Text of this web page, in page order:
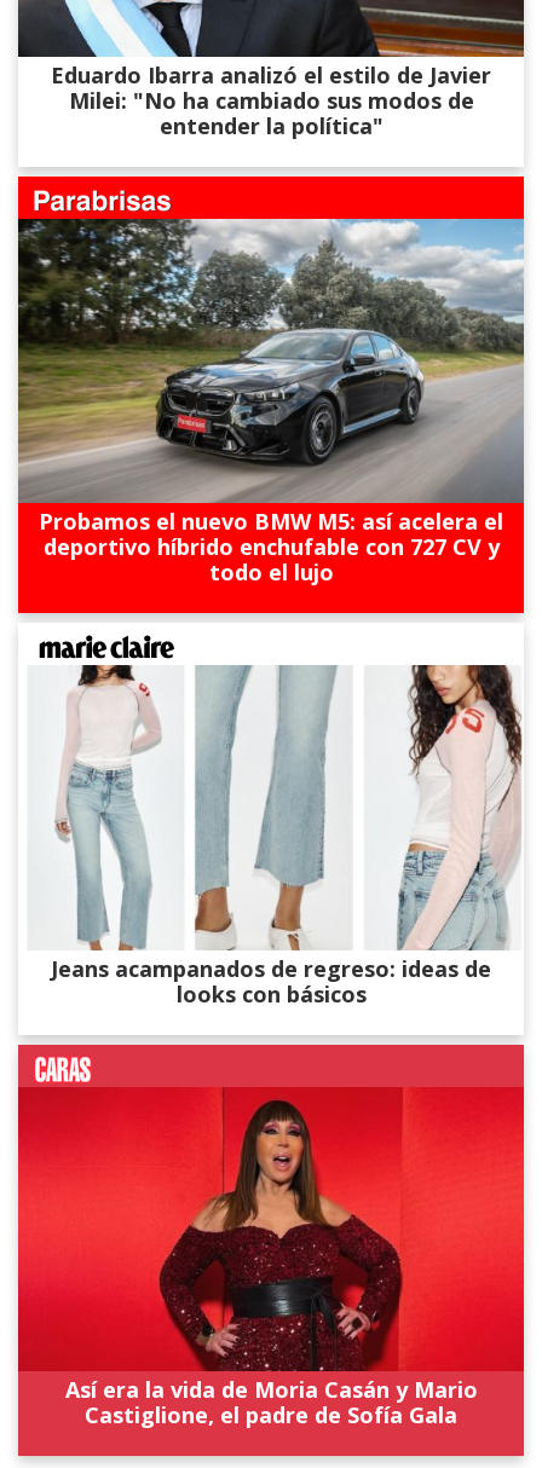
Eduardo Ibarra analizó el estilo de Javier
Milei: "No ha cambiado sus modos de
entender la política"
Probamos el nuevo BMW M5: así acelera el
deportivo híbrido enchufable con 727 CV y
todo el lujo
Jeans acampanados de regreso: ideas de
looks con básicos
Así era la vida de Moria Casán y Mario
Castiglione, el padre de Sofía Gala